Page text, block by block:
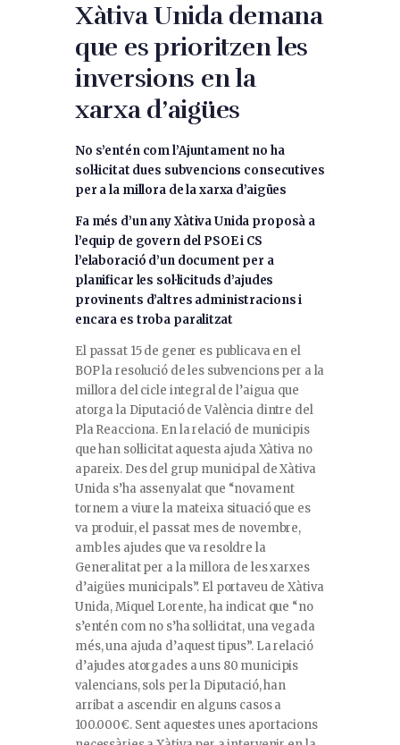
Xàtiva Unida demana
que es prioritzen les
inversions en la
xarxa d’aigües
No s’entén com l’Ajuntament no ha
sol·licitat dues subvencions consecutives
per a la millora de la xarxa d’aigües
Fa més d’un any Xàtiva Unida proposà a
l’equip de govern del PSOE i CS
l’elaboració d’un document per a
planificar les sol·licituds d’ajudes
provinents d’altres administracions i
encara es troba paralitzat
El passat 15 de gener es publicava en el
BOP la resolució de les subvencions per a la
millora del cicle integral de l’aigua que
atorga la Diputació de València dintre del
Pla Reacciona. En la relació de municipis
que han sol·licitat aquesta ajuda Xàtiva no
apareix. Des del grup municipal de Xàtiva
Unida s’ha assenyalat que “novament
tornem a viure la mateixa situació que es
va produir, el passat mes de novembre,
amb les ajudes que va resoldre la
Generalitat per a la millora de les xarxes
d’aigües municipals”. El portaveu de Xàtiva
Unida, Miquel Lorente, ha indicat que “no
s’entén com no s’ha sol·licitat, una vegada
més, una ajuda d’aquest tipus”. La relació
d’ajudes atorgades a uns 80 municipis
valencians, sols per la Diputació, han
arribat a ascendir en alguns casos a
100.000€. Sent aquestes unes aportacions